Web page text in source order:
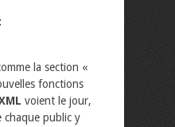
la section «
fonctions
voient le jour,
chaque public y